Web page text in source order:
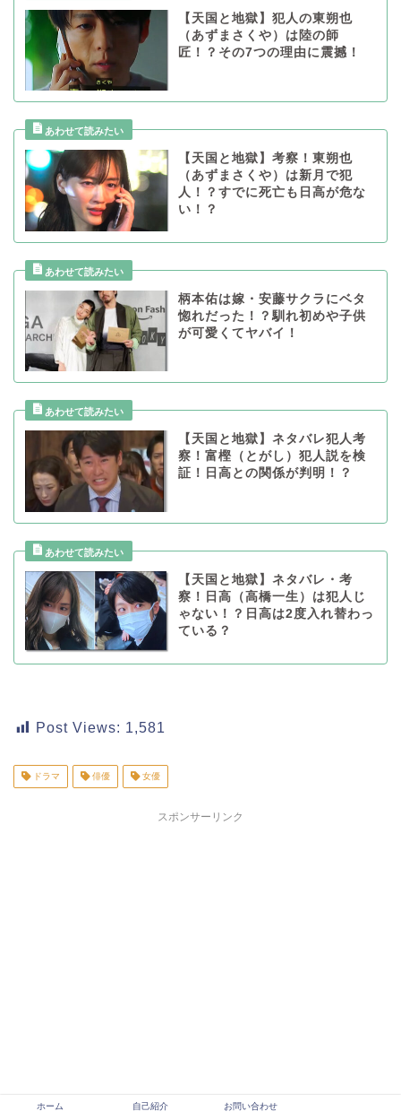
【天国と地獄】犯人の東朔也
（あずまさくや）は陸の師
匠！？その7つの理由に震撼！
【天国と地獄】考察！東朔也
（あずまさくや）は新月で犯
人！？すでに死亡も日高が危な
い！？
柄本佑は嫁・安藤サクラにベタ
惚れだった！？馴れ初めや子供
が可愛くてヤバイ！
【天国と地獄】ネタバレ犯人考
察！富樫（とがし）犯人説を検
証！日高との関係が判明！？
【天国と地獄】ネタバレ・考
察！日高（高橋一生）は犯人じ
ゃない！？日高は2度入れ替わっ
ている？
Post Views: 1,581
ドラマ 俳優 女優
スポンサーリンク
ホーム 自己紹介 お問い合わせ